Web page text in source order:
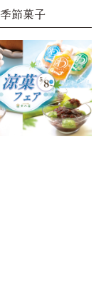
季節菓子